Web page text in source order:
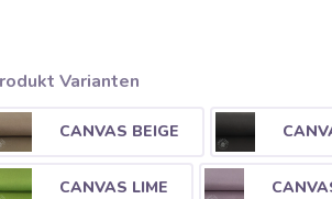
Varianten
CANVAS BEIGE
CANVAS LIME